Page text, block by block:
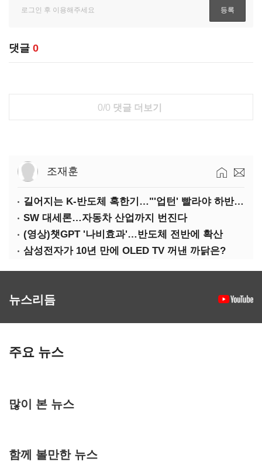
댓글 0
0/0 댓글 더보기
조재훈
길어지는 K-반도체 혹한기…"'업턴' 빨라야 하반기"
SW 대세론…자동차 산업까지 번진다
(영상)챗GPT '나비효과'…반도체 전반에 확산
삼성전자가 10년 만에 OLED TV 꺼낸 까닭은?
뉴스리듬
주요 뉴스
많이 본 뉴스
함께 볼만한 뉴스